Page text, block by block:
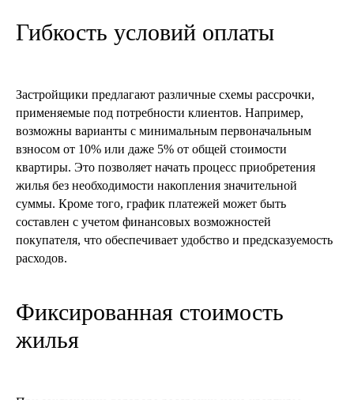
Гибкость условий оплаты
Застройщики предлагают различные схемы рассрочки,
применяемые под потребности клиентов. Например,
возможны варианты с минимальным первоначальным
взносом от 10% или даже 5% от общей стоимости
квартиры. Это позволяет начать процесс приобретения
жилья без необходимости накопления значительной
суммы. Кроме того, график платежей может быть
составлен с учетом финансовых возможностей
покупателя, что обеспечивает удобство и предсказуемость
расходов.
Фиксированная стоимость
жилья